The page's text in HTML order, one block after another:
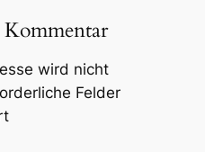
Kommentar
wird nicht
Felder